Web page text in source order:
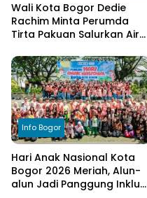
Wali Kota Bogor Dedie
Rachim Minta Perumda
Tirta Pakuan Salurkan Air
Terdampak Kekeringan
Info Bogor
Hari Anak Nasional Kota
Bogor 2026 Meriah, Alun-
alun Jadi Panggung Inklusi